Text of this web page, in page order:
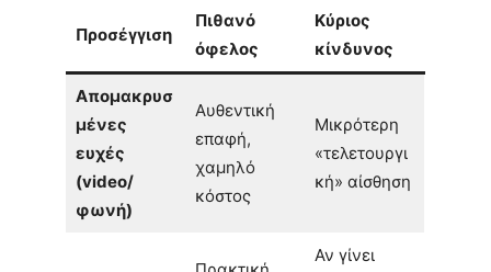
Προσέγγιση
Πιθανό
όφελος
Κύριος
κίνδυνος
Απομακρυσ
μένες
ευχές
(video/
φωνή)
Αυθεντική
επαφή,
χαμηλό
κόστος
Μικρότερη
«τελετουργι
κή» αίσθηση
Αν γίνει